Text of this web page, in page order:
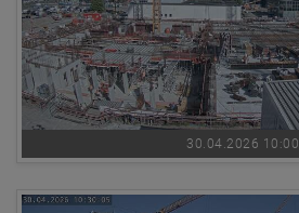
30.04.2026 10:00